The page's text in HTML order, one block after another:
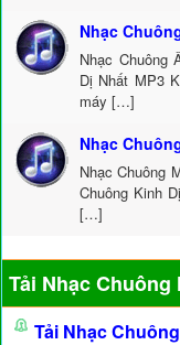
Nhạc
Nhạc Chuông
Dị Nhất MP3
máy […]
Nhạc
Nhạc Chuông
Chuông Kinh
[…]
Tải Nhạc Chuông
Tải Nhạc